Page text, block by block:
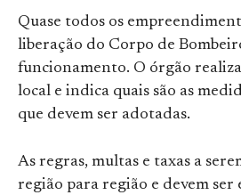
Quase todos os
liberação do Corpo de
funcionamento. O órgão
local e indica quais são as
que devem ser adotadas.
As regras, multas e taxas a
região para região e devem ser